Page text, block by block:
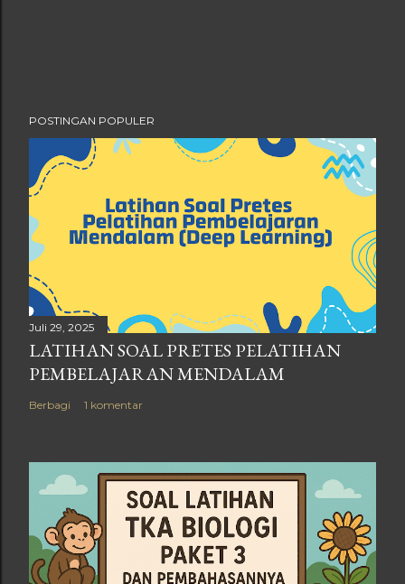
POSTINGAN POPULER
Juli 29, 2025
LATIHAN SOAL PRETES PELATIHAN
PEMBELAJARAN MENDALAM
Berbagi 1 komentar